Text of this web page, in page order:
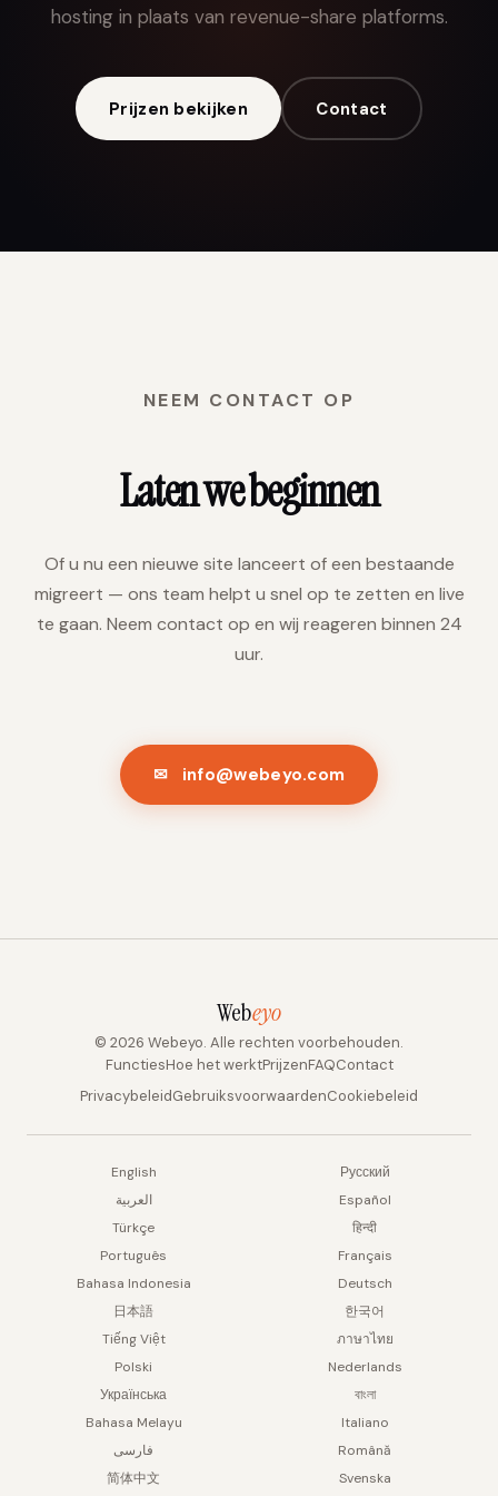
hosting in plaats van revenue-share platforms.
Prijzen bekijken Contact
NEEM CONTACT OP
Laten we beginnen
Of u nu een nieuwe site lanceert of een bestaande
migreert — ons team helpt u snel op te zetten en live
te gaan. Neem contact op en wij reageren binnen 24
uur.
✉ info@webeyo.com
Webeyo
© 2026 Webeyo. Alle rechten voorbehouden.
FunctiesHoe het werktPrijzenFAQContact
PrivacybeleidGebruiksvoorwaardenCookiebeleid
English
Русский
العربية
Español
Türkçe
हिन्दी
Português
Français
Bahasa Indonesia
Deutsch
日本語
한국어
Tiếng Việt
ภาษาไทย
Polski
Nederlands
Українська
বাংলা
Bahasa Melayu
Italiano
فارسی
Română
简体中文
Svenska